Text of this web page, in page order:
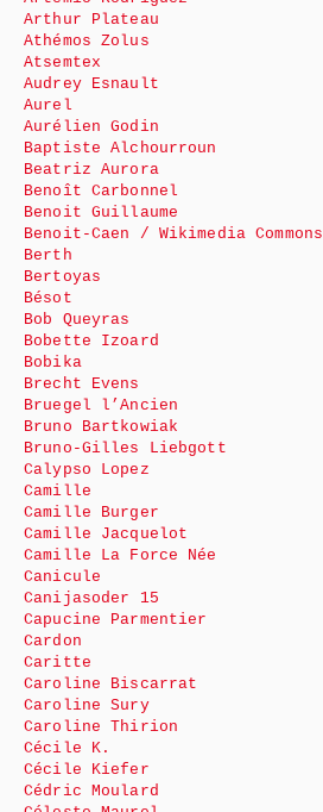
Arthur Plateau
Athémos Zolus
Atsemtex
Audrey Esnault
Aurel
Aurélien Godin
Baptiste Alchourroun
Beatriz Aurora
Benoît Carbonnel
Benoit Guillaume
Benoit-Caen / Wikimedia Commons
Berth
Bertoyas
Bésot
Bob Queyras
Bobette Izoard
Bobika
Brecht Evens
Bruegel l’Ancien
Bruno Bartkowiak
Bruno-Gilles Liebgott
Calypso Lopez
Camille
Camille Burger
Camille Jacquelot
Camille La Force Née
Canicule
Canijasoder 15
Capucine Parmentier
Cardon
Caritte
Caroline Biscarrat
Caroline Sury
Caroline Thirion
Cécile K.
Cécile Kiefer
Cédric Moulard